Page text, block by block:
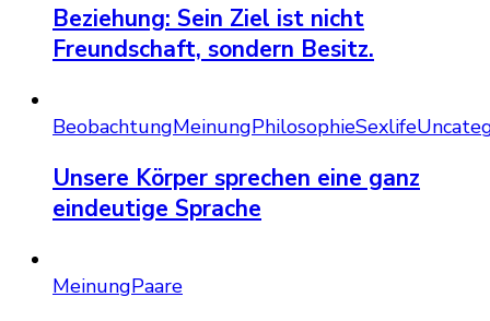
Beziehung: Sein Ziel ist nicht
Freundschaft, sondern Besitz.
BeobachtungMeinungPhilosophieSexlife
Unsere Körper sprechen eine ganz
eindeutige Sprache
MeinungPaare